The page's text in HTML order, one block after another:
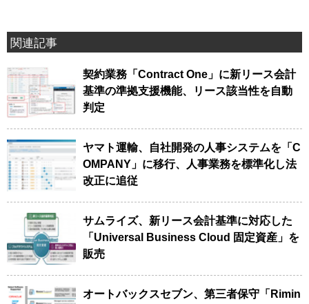
関連記事
契約業務「Contract One」に新リース会計
基準の準拠支援機能、リース該当性を自動
判定
ヤマト運輸、自社開発の人事システムを「C
OMPANY」に移行、人事業務を標準化し法
改正に追従
サムライズ、新リース会計基準に対応した
「Universal Business Cloud 固定資産」を
販売
オートバックスセブン、第三者保守「Rimin